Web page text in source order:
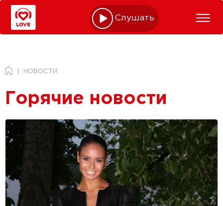
Слушать online
НОВОСТИ
Горячие новости